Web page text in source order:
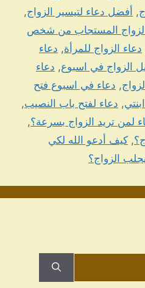
, أفضل دعاء لتيسير الزواج,
المستجاب من شخص
دعاء الزواج للمرأة, دعاء
الزواج في اسبوع, دعاء
, دعاء في اسبوع فتح
, دعاء لفتح باب النصيب,
لمن تريد الزواج بسرعة؟,
, كيف أدعو الله لكي
الزواج؟